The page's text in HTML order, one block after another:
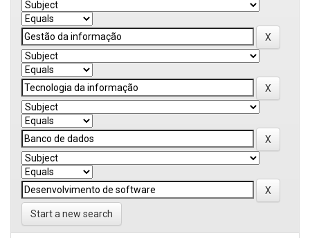
Start a new search